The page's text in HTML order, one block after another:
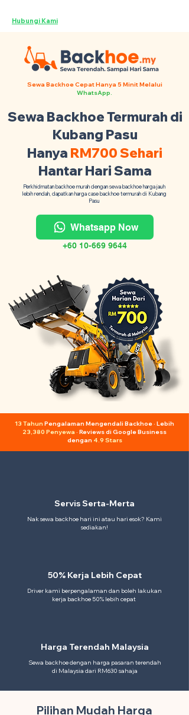
Hubungi Kami
Sewa Backhoe Cepat Hanya 5 Minit Melalui
WhatsApp.
Sewa Backhoe Termurah di
Kubang Pasu
Hanya RM700 Sehari
Hantar Hari Sama
Perkhidmatan backhoe murah dengan sewa backhoe harga jauh
lebih rendah, dapatkan harga case backhoe termurah di Kubang
Pasu
Whatsapp Now
+60 10-669 9644
13 Tahun Pengalaman Mengendali Backhoe · Lebih
23,380 Penyewa · Reviews di Google Business
dengan 4.9 Stars
Servis Serta-Merta
Nak sewa backhoe hari ini atau hari esok? Kami
sediakan!
50% Kerja Lebih Cepat
Driver kami berpengalaman dan boleh lakukan
kerja backhoe 50% lebih cepat
Harga Terendah Malaysia
Sewa backhoe dengan harga pasaran terendah
di Malaysia dari RM630 sahaja
Pilihan Mudah Harga